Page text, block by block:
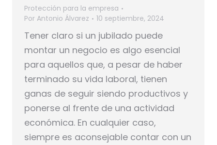
Protección para la empresa
Por Antonio Álvarez 10 septiembre, 2024
Tener claro si un jubilado puede
montar un negocio es algo esencial
para aquellos que, a pesar de haber
terminado su vida laboral, tienen
ganas de seguir siendo productivos y
ponerse al frente de una actividad
económica. En cualquier caso,
siempre es aconsejable contar con un